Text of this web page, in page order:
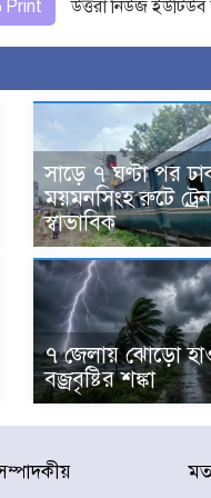
Print উত্তরা নিউজ ইউটিউব
সাড়ে ৭ ঘণ্টা পর
ময়মনসিংহ রুটে
স্বাভাবিক
৭ জেলায় ঝোড়ো
বজ্রবৃষ্টির শঙ্কা